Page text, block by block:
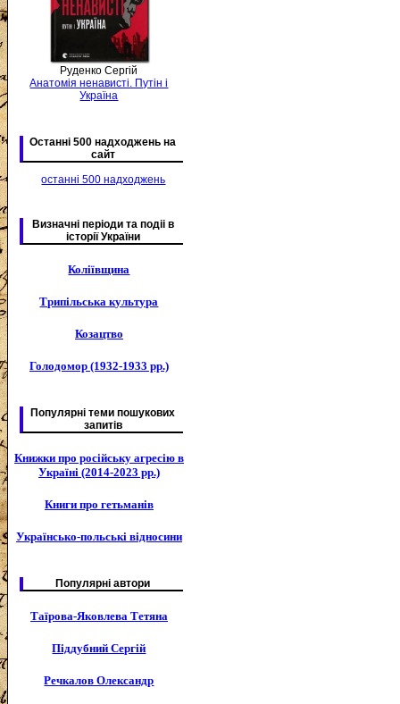
Руденко Сергій
Анатомія ненависті. Путін і
Україна
Останні 500 надходжень на
сайт
останні 500 надходжень
Визначні періоди та подіі в
історії України
Коліївщина
Трипільська культура
Козацтво
Голодомор (1932-1933 рр.)
Популярні теми пошукових
запитів
Книжки про російську агресію в
Україні (2014-2023 рр.)
Книги про гетьманів
Українсько-польські відносини
Популярні автори
Таїрова-Яковлева Тетяна
Піддубний Сергій
Речкалов Олександр